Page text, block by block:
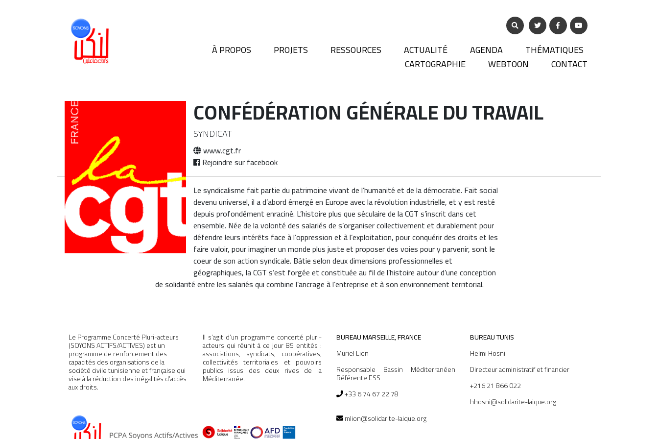
À PROPOS PROJETS RESSOURCES ACTUALITÉ AGENDA
THÉMATIQUES
CARTOGRAPHIE
WEBTOON CONTACT
CONFÉDÉRATION GÉNÉRALE DU TRAVAIL
SYNDICAT
www.cgt.fr
Rejoindre sur facebook
Le syndicalisme fait partie du patrimoine vivant de l’humanité et de la démocratie. Fait social
devenu universel, il a d’abord émergé en Europe avec la révolution industrielle, et y est resté
depuis profondément enraciné. L’histoire plus que séculaire de la CGT s’inscrit dans cet
ensemble. Née de la volonté des salariés de s’organiser collectivement et durablement pour
défendre leurs intérêts face à l’oppression et à l’exploitation, pour conquérir des droits et les
faire valoir, pour imaginer un monde plus juste et proposer des voies pour y parvenir, sont le
coeur de son action syndicale. Bâtie selon deux dimensions professionnelles et
géographiques, la CGT s’est forgée et constituée au fil de l’histoire autour d’une conception
de solidarité entre les salariés qui combine l’ancrage à l’entreprise et à son environnement territorial.
Le Programme Concerté Pluri-acteurs
(SOYONS ACTIFS/ACTIVES) est un
programme de renforcement des
capacités des organisations de la
société civile tunisienne et française qui
vise à la réduction des inégalités d’accès
aux droits.
Il s’agit d’un programme concerté pluri-
acteurs qui réunit à ce jour 85 entités :
associations, syndicats, coopératives,
collectivités territoriales et pouvoirs
publics issus des deux rives de la
Méditerranée.
BUREAU MARSEILLE, FRANCE
Muriel Lion
Responsable Bassin Méditerranéen
Référente ESS
+33 6 74 67 22 78
mlion@solidarite-laique.org
BUREAU TUNIS
Helmi Hosni
Directeur administratif et financier
+216 21 866 022
hhosni@solidarite-laique.org